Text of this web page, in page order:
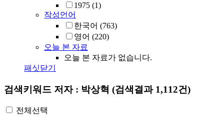
1975 (1)
작성언어
한국어 (763)
영어 (220)
오늘 본 자료
오늘 본 자료가 없습니다.
패싯닫기
검색키워드 저자 : 박상혁 (검색결과 1,112건)
전체선택